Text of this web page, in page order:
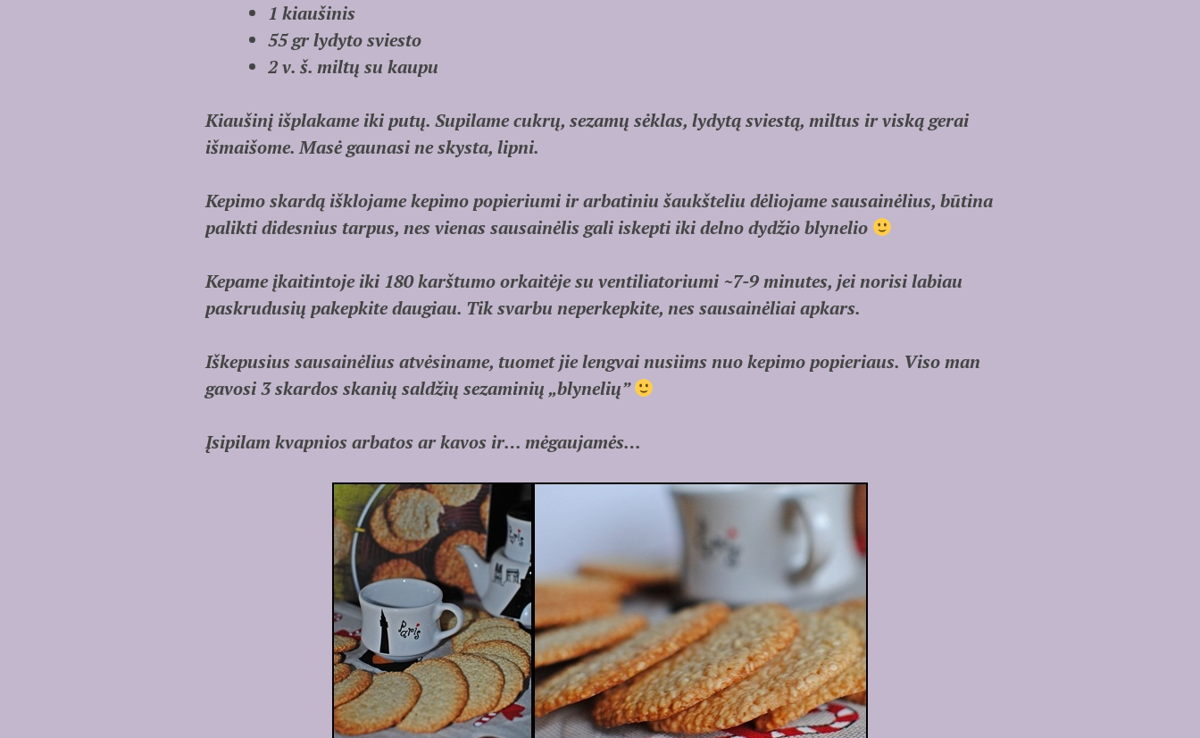
1 kiaušinis
55 gr lydyto sviesto
2 v. š. miltų su kaupu
Kiaušinį išplakame iki putų. Supilame cukrų, sezamų sėklas, lydytą sviestą, miltus ir viską gerai
išmaišome. Masė gaunasi ne skysta, lipni.
Kepimo skardą išklojame kepimo popieriumi ir arbatiniu šaukšteliu dėliojame sausainėlius, būtina
palikti didesnius tarpus, nes vienas sausainėlis gali iskepti iki delno dydžio blynelio
Kepame įkaitintoje iki 180 karštumo orkaitėje su ventiliatoriumi ~7-9 minutes, jei norisi labiau
paskrudusių pakepkite daugiau. Tik svarbu neperkepkite, nes sausainėliai apkars.
Iškepusius sausainėlius atvėsiname, tuomet jie lengvai nusiims nuo kepimo popieriaus. Viso man
gavosi 3 skardos skanių saldžių sezaminių „blynelių”
Įsipilam kvapnios arbatos ar kavos ir… mėgaujamės…